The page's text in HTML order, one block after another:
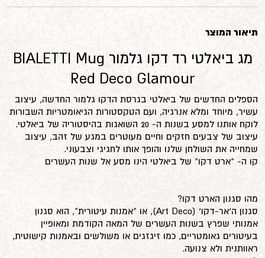
תיאור המוצר
מג ביאלטי רד דקו גלמור BIALETTI Mug
Red Deco Glamour
הספלים החדשים של ביאלטי בגרסת הדקו גלמור החדשה, עיצוב
עשיר, מיוחד ומלא אנרגיה, ועם הטקסטורות הגיאומטריות השבורות
לוקח אותנו למסע בשנות ה- 20 השואגות בהיסטוריה של ביאלטי.
עיצוב של צבעים חזקים וחיים מעוטרים במגע של זהב, עיצוב
שמחייה את השולחן שלנו והופך אותו לחגיגי וצבעוני.
קו ה- "ארט דקו" של ביאלטי הינו מסע אל שנות העשרים
מהו סגנון הארט דקו?
סגנון ה'אר-דקו' (Art Deco), או "אמנות עיטורית", הוא סגנון
אמנותי שפרץ בשנות העשרים של המאה הקודמת ומאופיין
בעיטורים גאומטריים, כמו זיגזגים או משולשים ובאמנות קישוטית,
ראוותנית ולא צנועה.